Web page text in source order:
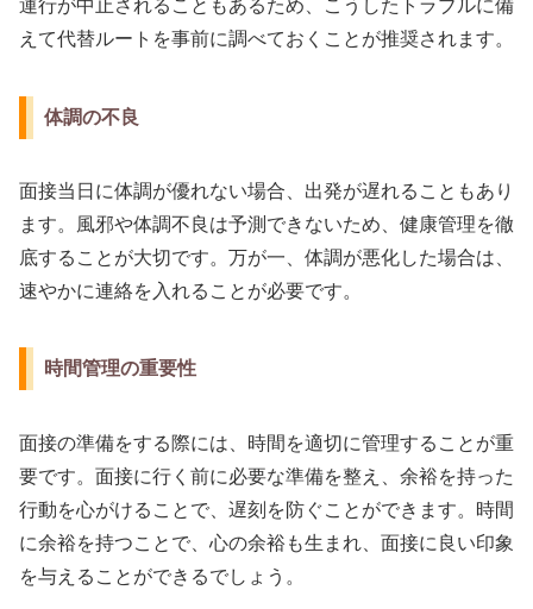
運行が中止されることもあるため、こうしたトラブルに備
えて代替ルートを事前に調べておくことが推奨されます。
体調の不良
面接当日に体調が優れない場合、出発が遅れることもあり
ます。風邪や体調不良は予測できないため、健康管理を徹
底することが大切です。万が一、体調が悪化した場合は、
速やかに連絡を入れることが必要です。
時間管理の重要性
面接の準備をする際には、時間を適切に管理することが重
要です。面接に行く前に必要な準備を整え、余裕を持った
行動を心がけることで、遅刻を防ぐことができます。時間
に余裕を持つことで、心の余裕も生まれ、面接に良い印象
を与えることができるでしょう。